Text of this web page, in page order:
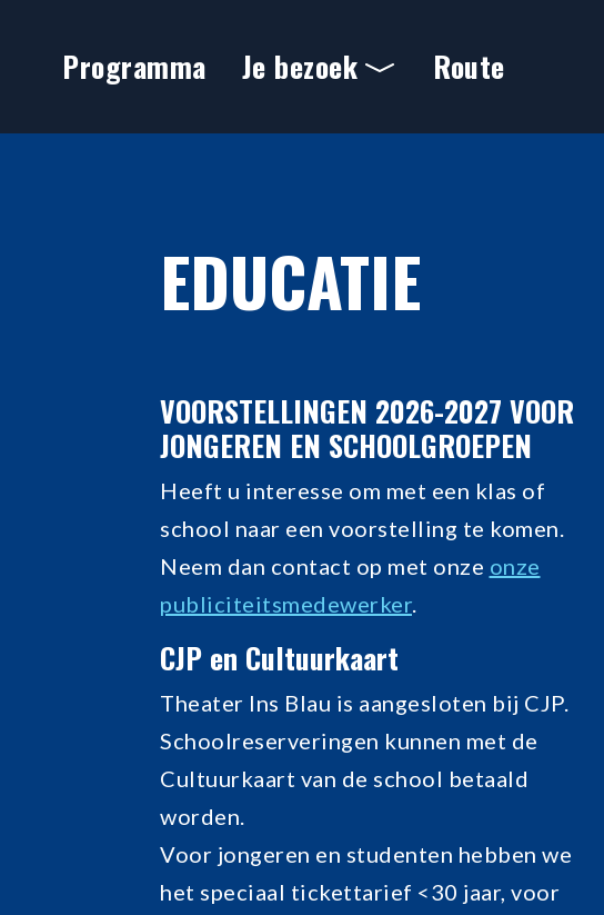
Programma Je bezoek Route
EDUCATIE
VOORSTELLINGEN 2026-2027 VOOR
JONGEREN EN SCHOOLGROEPEN
Heeft u interesse om met een klas of
school naar een voorstelling te komen.
Neem dan contact op met onze onze
publiciteitsmedewerker.
CJP en Cultuurkaart
Theater Ins Blau is aangesloten bij CJP.
Schoolreserveringen kunnen met de
Cultuurkaart van de school betaald
worden.
Voor jongeren en studenten hebben we
het speciaal tickettarief <30 jaar, voor